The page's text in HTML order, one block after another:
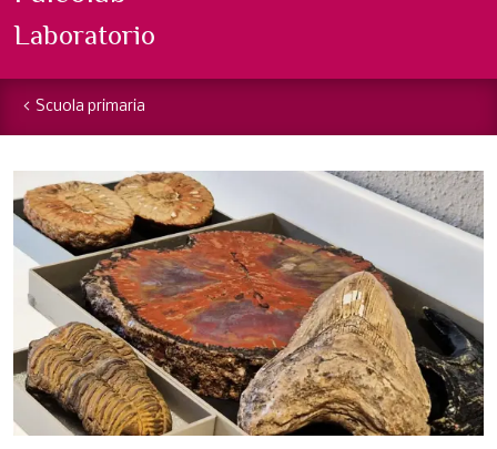
Laboratorio
Scuola primaria